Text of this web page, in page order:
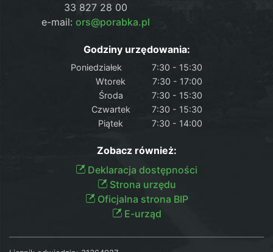
33 827 28 00
e-mail: ors@porabka.pl
Godziny urzędowania:
Poniedziałek
7:30 - 15:30
Wtorek
7:30 - 17:00
Środa
7:30 - 15:30
Czwartek
7:30 - 15:30
Piątek
7:30 - 14:00
Zobacz również:
Deklaracja dostępności
Strona urzędu
Oficjalna strona BIP
E-urząd